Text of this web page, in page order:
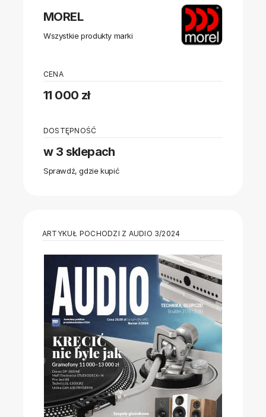
MOREL
Wszystkie produkty marki
CENA
11 000 zł
DOSTĘPNOŚĆ
w 3 sklepach
Sprawdź, gdzie kupić
ARTYKUŁ POCHODZI Z AUDIO 3/2024